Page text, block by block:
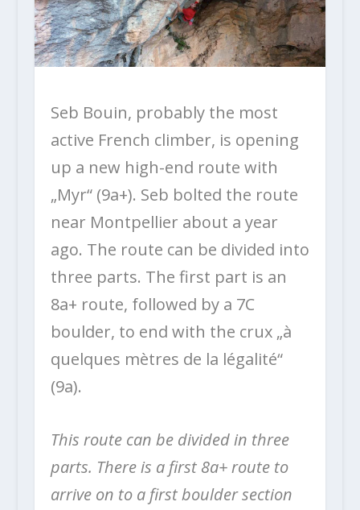
Seb Bouin, probably the most
active French climber, is opening
up a new high-end route with
„Myr“ (9a+). Seb bolted the route
near Montpellier about a year
ago. The route can be divided into
three parts. The first part is an
8a+ route, followed by a 7C
boulder, to end with the crux „à
quelques mètres de la légalité“
(9a).
This route can be divided in three
parts. There is a first 8a+ route to
arrive on to a first boulder section